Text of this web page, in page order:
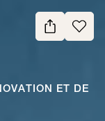
ET DE